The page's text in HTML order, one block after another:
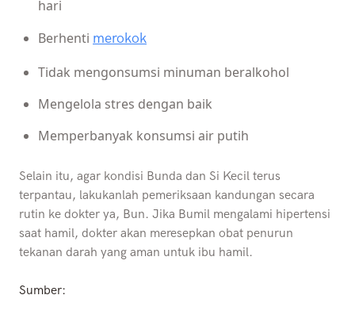
hari
Berhenti merokok
Tidak mengonsumsi minuman beralkohol
Mengelola stres dengan baik
Memperbanyak konsumsi air putih
Selain itu, agar kondisi Bunda dan Si Kecil terus
terpantau, lakukanlah pemeriksaan kandungan secara
rutin ke dokter ya, Bun. Jika Bumil mengalami hipertensi
saat hamil, dokter akan meresepkan obat penurun
tekanan darah yang aman untuk ibu hamil.
Sumber: